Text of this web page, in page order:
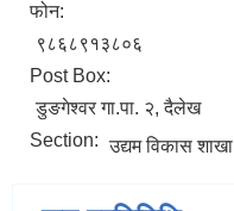
फोन:
९८६८९१३८०६
Post Box:
डुङगेश्वर गा.पा. २, दैलेख
Section: उद्यम विकास शाखा